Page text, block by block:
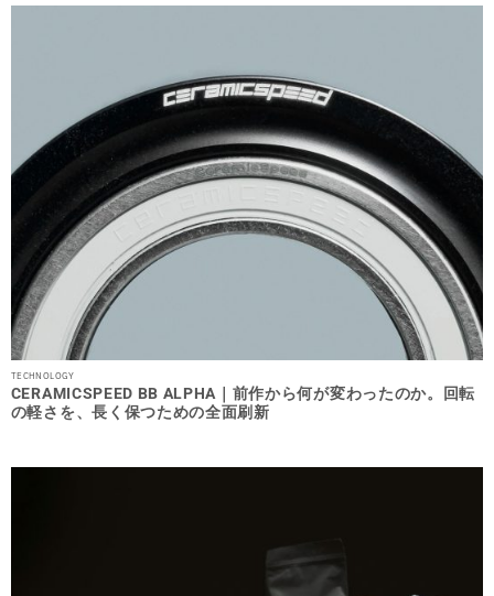
TECHNOLOGY
CERAMICSPEED BB ALPHA｜前作から何が変わったのか。回転
の軽さを、長く保つための全面刷新